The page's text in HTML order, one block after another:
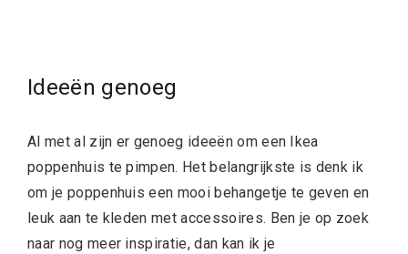
Ideeën genoeg
Al met al zijn er genoeg ideeën om een Ikea
poppenhuis te pimpen. Het belangrijkste is denk ik
om je poppenhuis een mooi behangetje te geven en
leuk aan te kleden met accessoires. Ben je op zoek
naar nog meer inspiratie, dan kan ik je